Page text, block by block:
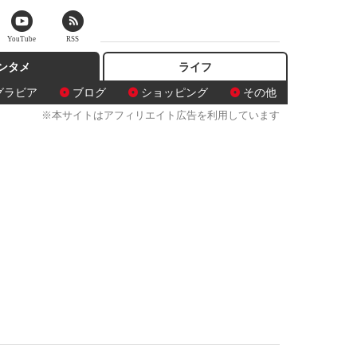
タメ
ラビア
ブログ ショッピング その他
ライフ
※本サイトはアフィリエイト広告を利用しています
YouTube RSS